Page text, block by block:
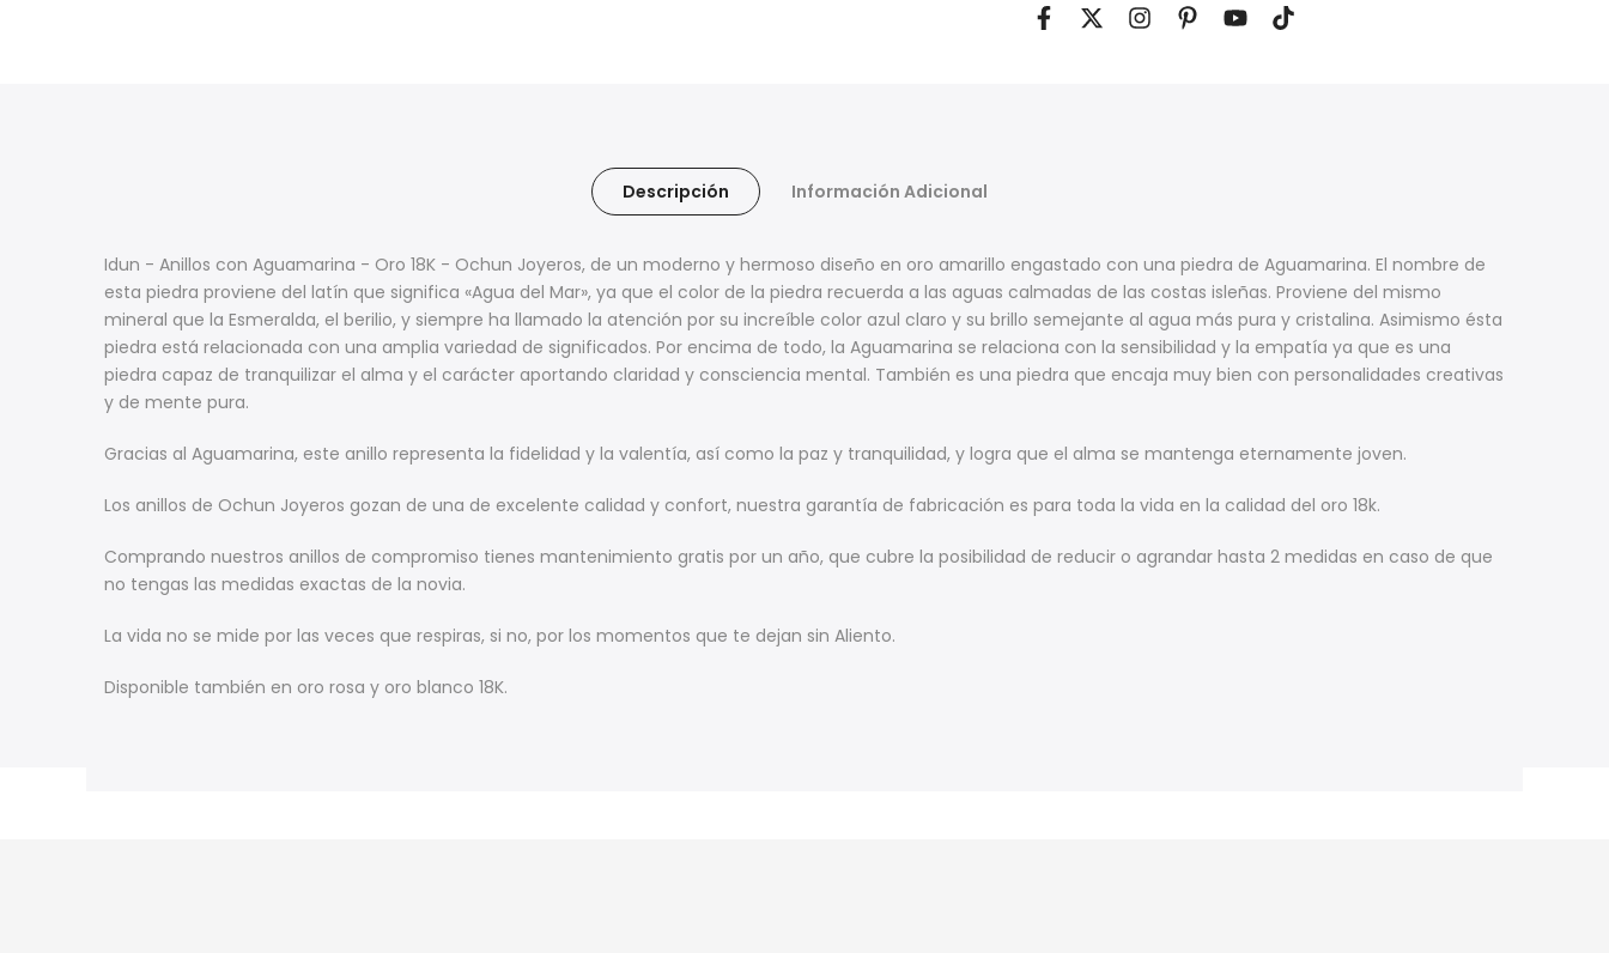
Descripción Información Adicional
Idun - Anillos con Aguamarina - Oro 18K - Ochun Joyeros, de un moderno y hermoso diseño en oro amarillo engastado con una piedra de Aguamarina. El nombre de
esta piedra proviene del latín que significa «Agua del Mar», ya que el color de la piedra recuerda a las aguas calmadas de las costas isleñas. Proviene del mismo
mineral que la Esmeralda, el berilio, y siempre ha llamado la atención por su increíble color azul claro y su brillo semejante al agua más pura y cristalina. Asimismo ésta
piedra está relacionada con una amplia variedad de significados. Por encima de todo, la Aguamarina se relaciona con la sensibilidad y la empatía ya que es una
piedra capaz de tranquilizar el alma y el carácter aportando claridad y consciencia mental. También es una piedra que encaja muy bien con personalidades creativas
y de mente pura.
Gracias al Aguamarina, este anillo representa la fidelidad y la valentía, así como la paz y tranquilidad, y logra que el alma se mantenga eternamente joven.
Los anillos de Ochun Joyeros gozan de una de excelente calidad y confort, nuestra garantía de fabricación es para toda la vida en la calidad del oro 18k.
Comprando nuestros anillos de compromiso tienes mantenimiento gratis por un año, que cubre la posibilidad de reducir o agrandar hasta 2 medidas en caso de que
no tengas las medidas exactas de la novia.
La vida no se mide por las veces que respiras, si no, por los momentos que te dejan sin Aliento.
Disponible también en oro rosa y oro blanco 18K.